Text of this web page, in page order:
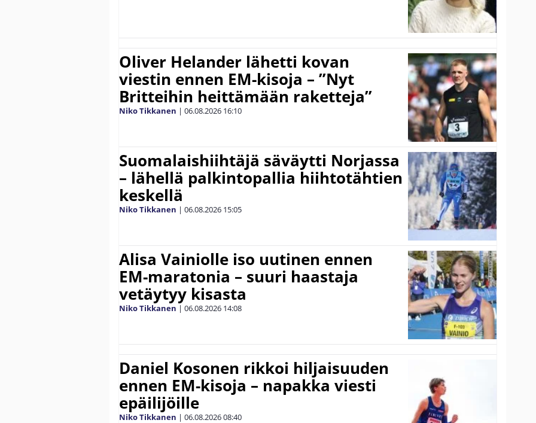
Oliver Helander lähetti kovan
viestin ennen EM-kisoja – ”Nyt
Britteihin heittämään raketteja”
Niko Tikkanen | 06.08.2026 16:10
Suomalaishiihtäjä säväytti Norjassa
– lähellä palkintopallia hiihtotähtien
keskellä
Niko Tikkanen | 06.08.2026 15:05
Alisa Vainiolle iso uutinen ennen
EM-maratonia – suuri haastaja
vetäytyy kisasta
Niko Tikkanen | 06.08.2026 14:08
Daniel Kosonen rikkoi hiljaisuuden
ennen EM-kisoja – napakka viesti
epäilijöille
Niko Tikkanen | 06.08.202608:40